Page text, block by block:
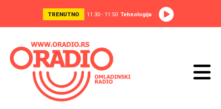
TRENUTNO 11:30 - 11:50 Tehnologija